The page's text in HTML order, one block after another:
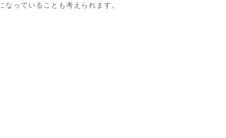
っていることも考えられます。